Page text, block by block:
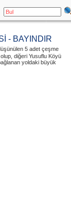
- BAYINDIR
5 adet çeşme
diğeri Yusuflu Köyü
yoldaki büyük